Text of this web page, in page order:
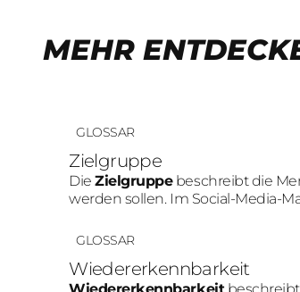
MEHR
GLOSSAR
Zielgruppe
DieZielgruppebeschreibt die
werden sollen. Im Social-Media-
GLOSSAR
Wiedererkennbarkeit